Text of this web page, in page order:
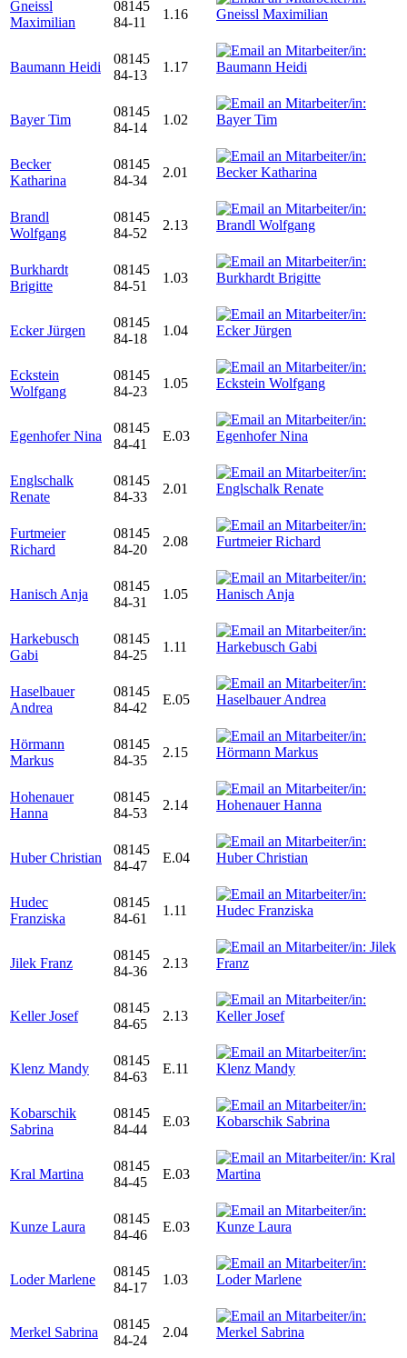
Gneissl
Maximilian
08145
84-11
1.16
Baumann Heidi
08145
84-13
1.17
Bayer Tim
08145
84-14
1.02
Becker
Katharina
08145
84-34
2.01
Brandl
Wolfgang
08145
84-52
2.13
Burkhardt
Brigitte
08145
84-51
1.03
Ecker Jürgen
08145
84-18
1.04
Eckstein
Wolfgang
08145
84-23
1.05
Egenhofer Nina
08145
84-41
E.03
Englschalk
Renate
08145
84-33
2.01
Furtmeier
Richard
08145
84-20
2.08
Hanisch Anja
08145
84-31
1.05
Harkebusch
Gabi
08145
84-25
1.11
Haselbauer
Andrea
08145
84-42
E.05
Hörmann
Markus
08145
84-35
2.15
Hohenauer
Hanna
08145
84-53
2.14
Huber Christian
08145
84-47
E.04
Hudec
Franziska
08145
84-61
1.11
Jilek Franz
08145
84-36
2.13
Keller Josef
08145
84-65
2.13
Klenz Mandy
08145
84-63
E.11
Kobarschik
Sabrina
08145
84-44
E.03
Kral Martina
08145
84-45
E.03
Kunze Laura
08145
84-46
E.03
Loder Marlene
08145
84-17
1.03
Merkel Sabrina
08145
84-24
2.04